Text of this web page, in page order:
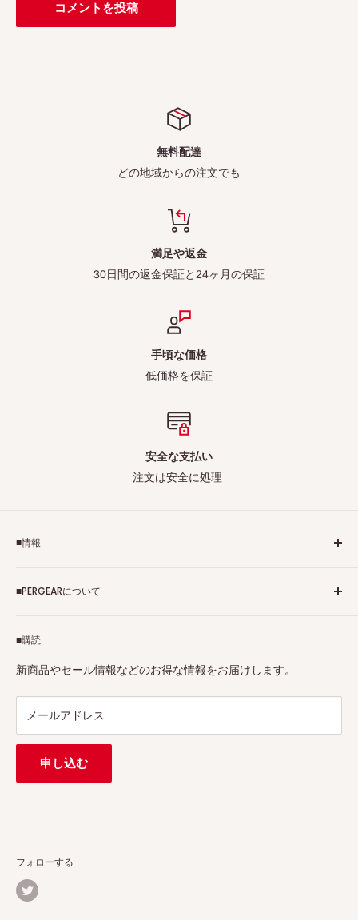
コメントを投稿
無料配達
どの地域からの注文でも
満足や返金
30日間の返金保証と24ヶ月の保証
手頃な価格
低価格を保証
安全な支払い
注文は安全に処理
■購読
新商品やセール情報などのお得な情報をお届けします。
メールアドレス
申し込む
■情報
個人情報保護方針
Tax-free
特定商取引法に基づく表示
■PERGEARについて
7Artisans、FIMIなど各撮影機材ブランドの正規代理店です。
プロ、アマチュアを問わず、さまざまな撮影製品を取り揃え
連絡先： support@pergear.co.jp
フォローする